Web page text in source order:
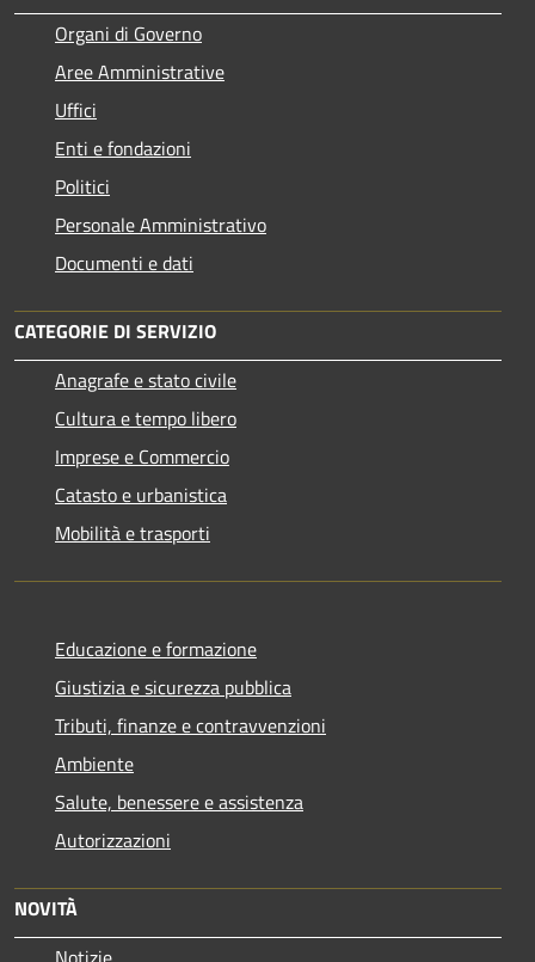
Organi di Governo
Aree Amministrative
Uffici
Enti e fondazioni
Politici
Personale Amministrativo
Documenti e dati
CATEGORIE DI SERVIZIO
Anagrafe e stato civile
Cultura e tempo libero
Imprese e Commercio
Catasto e urbanistica
Mobilità e trasporti
Educazione e formazione
Giustizia e sicurezza pubblica
Tributi, finanze e contravvenzioni
Ambiente
Salute, benessere e assistenza
Autorizzazioni
NOVITÀ